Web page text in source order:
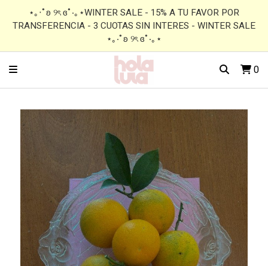
⋆｡‧˚ʚ ୨ৎ ɞ˚‧｡⋆WINTER SALE - 15% A TU FAVOR POR
TRANSFERENCIA - 3 CUOTAS SIN INTERES - WINTER SALE
⋆｡‧˚ʚ ୨ৎ ɞ˚‧｡⋆
0